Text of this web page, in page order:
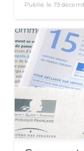
Publié le 19